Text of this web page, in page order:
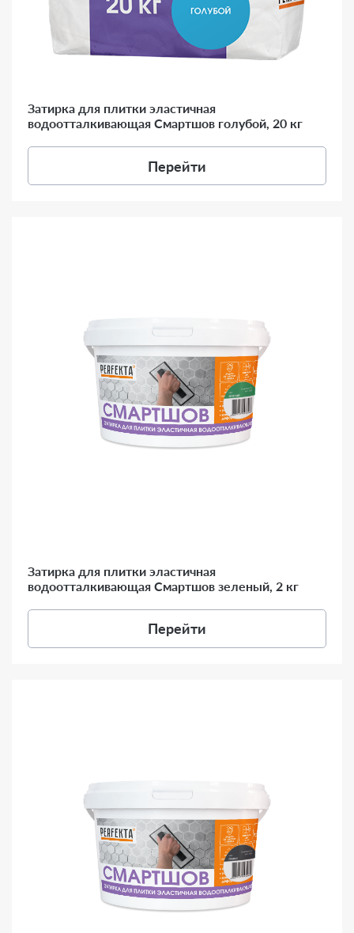
Затирка для плитки эластичная
водоотталкивающая Смартшов голубой, 20 кг
Перейти
Затирка для плитки эластичная
водоотталкивающая Смартшов зеленый, 2 кг
Перейти